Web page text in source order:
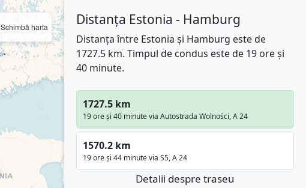
Schimbă harta Distanța Estonia - Hamburg
Distanța între Estonia și Hamburg este de
1727.5 km. Timpul de condus este de 19 ore și
40 minute.
1727.5 km
19 ore și 40 minute via Autostrada Wolności, A 24
1570.2 km
19 ore și 44 minute via S5, A 24
Detalii despre traseu